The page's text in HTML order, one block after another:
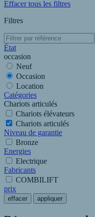
Effacer tous les filtres
Filtres
État
occasion
Neuf
Occasion
Location
Catégories
Chariots articulés
Chariots élévateurs
Chariots articulés
Niveau de garantie
Bronze
Energies
Electrique
Fabricants
COMBILIFT
prix
effacer appliquer